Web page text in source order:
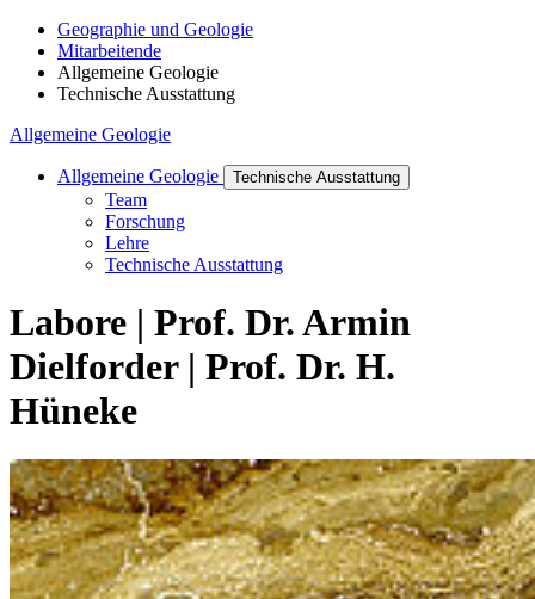
Geographie und Geologie
Mitarbeitende
Allgemeine Geologie
Technische Ausstattung
Allgemeine Geologie
Allgemeine Geologie Technische Ausstattung
Team
Forschung
Lehre
Technische Ausstattung
Labore | Prof. Dr. Armin
Dielforder | Prof. Dr. H.
Hüneke